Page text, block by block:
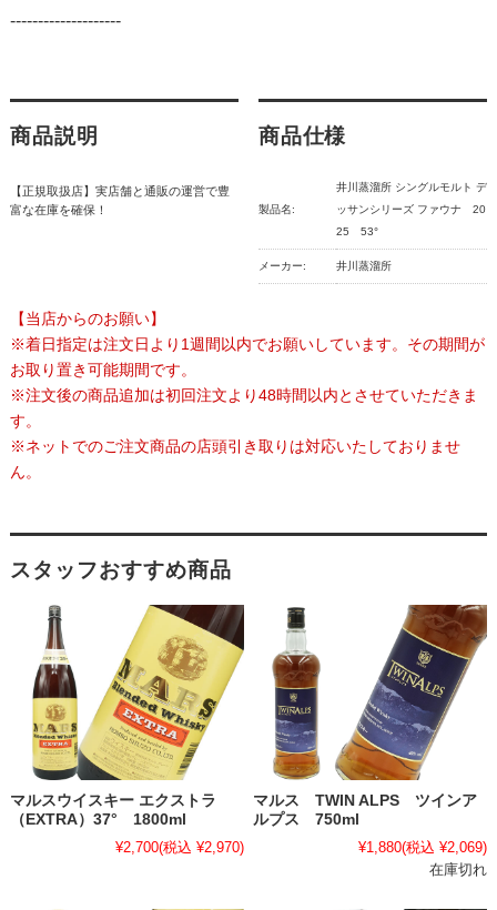
--------------------
商品説明
【正規取扱店】実店舗と通販の運営で豊
富な在庫を確保！
商品仕様
製品名:
井川蒸溜所 シングルモルト デ
ッサンシリーズ ファウナ 20
25 53°
メーカー: 井川蒸溜所
【当店からのお願い】
※着日指定は注文日より1週間以内でお願いしています。その期間が
お取り置き可能期間です。
※注文後の商品追加は初回注文より48時間以内とさせていただきま
す。
※ネットでのご注文商品の店頭引き取りは対応いたしておりませ
ん。
スタッフおすすめ商品
マルスウイスキー エクストラ
（EXTRA）37° 1800ml
¥2,700(税込 ¥2,970)
マルス TWIN ALPS ツインア
ルプス 750ml
¥1,880(税込 ¥2,069)
在庫切れ